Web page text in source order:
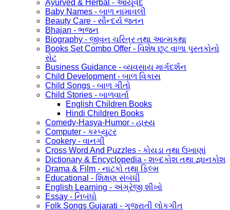
Ayurved & Herbal - આયૂર્વેદ
Baby Names - બાળ નામાવલી
Beauty Care - સૌન્દર્ય જતન
Bhajan - ભજન
Biography - જીવન ચરિત્ર તથા આત્મકથા
Books Set Combo Offer - વિશેષ છૂટ વાળા પુસ્તકોનો
સેટ
Business Guidance - વ્યવસાય માર્ગદર્શન
Child Development - બાળ વિકાસ
Child Songs - બાળ ગીતો
Child Stories - બાળવાર્તા
English Children Books
Hindi Children Books
Comedy-Hasya-Humor - હાસ્ય
Computer - કમ્પ્યુટર
Cookery - વાનગી
Cross Word And Puzzles - કોયડા તથા ઉખાણાં
Dictionary & Encyclopedia - શબ્દકોશ તથા જ્ઞાનકોશ
Drama & Film - નાટકો તથા ફિલ્મ
Educational - શિક્ષણ સંબંધી
English Learning - અંગ્રેજી શીખો
Essay - નિબંધો
Folk Songs Gujarati - ગુજરાતી લોકગીત